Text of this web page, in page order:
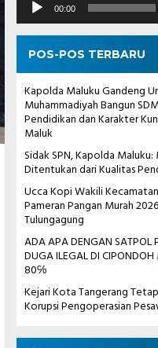
00:00
POS-POS TERBARU
Kapolda Maluku Gandeng
Muhammadiyah Bangun
Pendidikan dan Karakter
Maluk
Sidak SPN, Kapolda
Ditentukan dari Kualitas
Ucca Kopi Wakili
Pameran Pangan Murah
Tulungagung
ADA APA DENGAN SATPOL
DUGA ILEGAL DI
80℅
Kejari Kota Tangerang
Korupsi Pengoperasian